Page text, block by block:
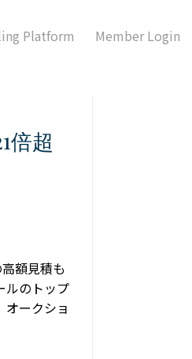
Platform Member Login
倍超
額見積も
ルのトップ
ークショ